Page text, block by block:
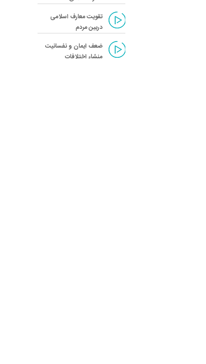
تقویت معارف اسلامی
دربین مردم
ضعف ایمان و نفسانیت
منشاء اختلافات‌